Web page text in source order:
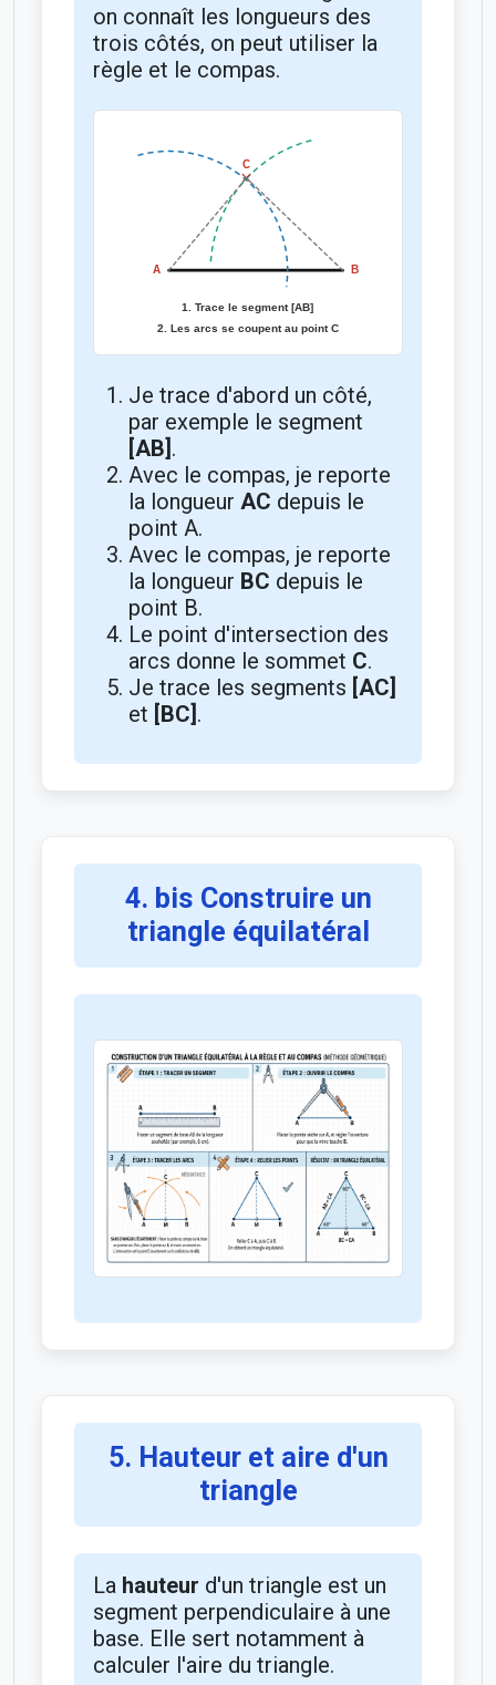
on connaît les longueurs des
trois côtés, on peut utiliser la
règle et le compas.
Je trace d'abord un côté,
par exemple le segment
[AB] .
Avec le compas, je reporte
la longueur AC depuis le
point A.
Avec le compas, je reporte
la longueur BC depuis le
point B.
Le point d'intersection des
arcs donne le sommet C.
Je trace les segments [AC]
et [BC] .
4. bis Construire un
triangle équilatéral
5. Hauteur et aire d'un
triangle
La hauteur d'un triangle est un
segment perpendiculaire à une
base. Elle sert notamment à
calculer l'aire du triangle.